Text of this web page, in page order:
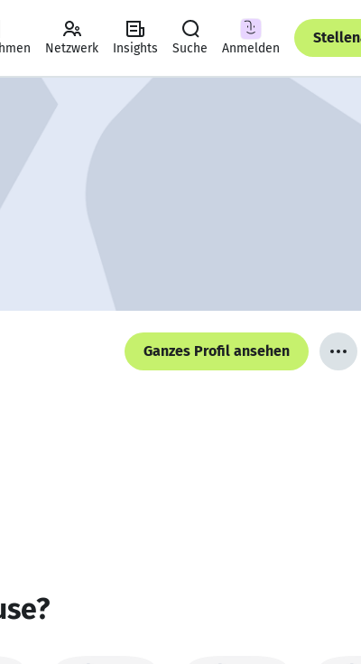
Netzwerk Insights Suche Anmelden
Ganzes Profil ansehen